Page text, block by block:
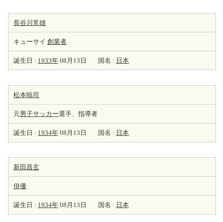
長谷川常雄
キューサイ 創業者
誕生日 : 1933年 08月13日 国名 : 日本
松本暁司
元男子サッカー選手、指導者
誕生日 : 1934年 08月13日 国名 : 日本
新田昌玄
俳優
誕生日 : 1934年 08月13日 国名 : 日本